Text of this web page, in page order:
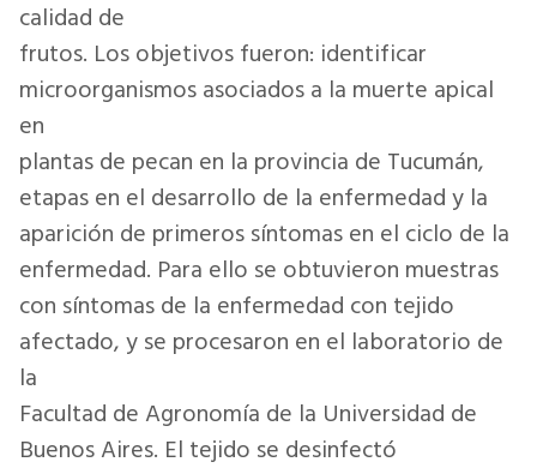
calidad de
frutos. Los objetivos fueron: identificar
microorganismos asociados a la muerte apical
en
plantas de pecan en la provincia de Tucumán,
etapas en el desarrollo de la enfermedad y la
aparición de primeros síntomas en el ciclo de la
enfermedad. Para ello se obtuvieron muestras
con síntomas de la enfermedad con tejido
afectado, y se procesaron en el laboratorio de
la
Facultad de Agronomía de la Universidad de
Buenos Aires. El tejido se desinfectó